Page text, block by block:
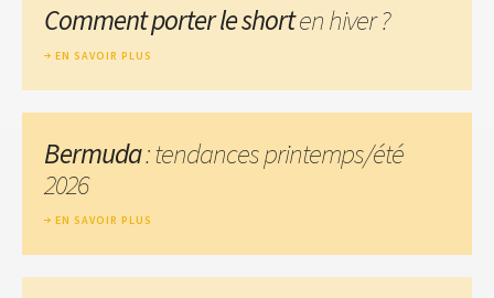
Comment porter le shorten hiver ?
EN SAVOIR PLUS
Bermuda: tendances printemps/été
2026
EN SAVOIR PLUS